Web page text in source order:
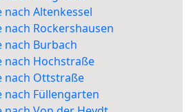
Altenkessel
Rockershausen
nach Burbach
nach Hochstraße
nach Ottstraße
nach Füllengarten